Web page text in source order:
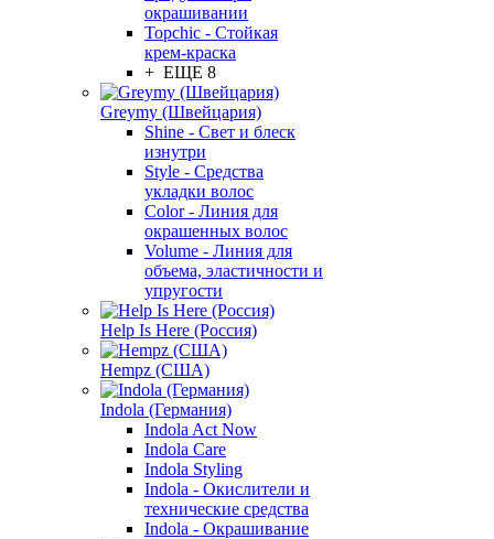
окрашивании
Topchic - Стойкая
крем-краска
+ ЕЩЕ 8
Greymy (Швейцария)
Shine - Свет и блеск
изнутри
Style - Средства
укладки волос
Color - Линия для
окрашенных волос
Volume - Линия для
объема, эластичности и
упругости
Help Is Here (Россия)
Hempz (США)
Indola (Германия)
Indola Act Now
Indola Care
Indola Styling
Indola - Окислители и
технические средства
Indola - Окрашивание